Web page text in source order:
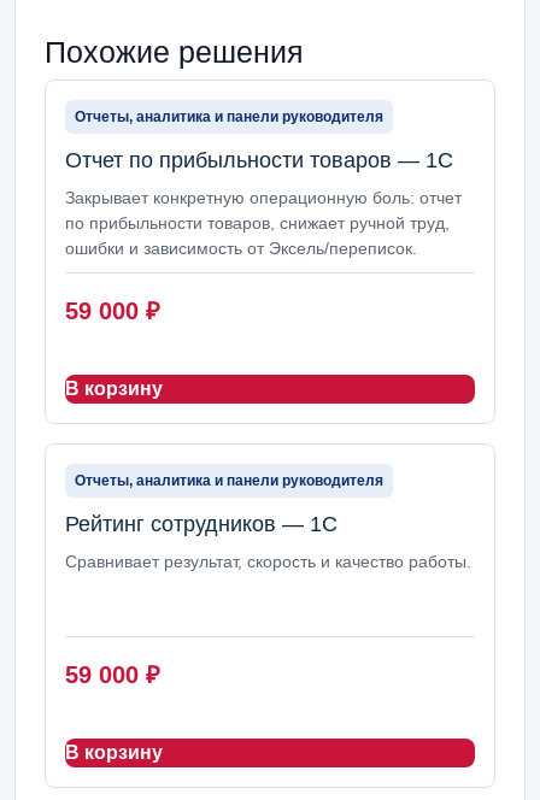
Похожие решения
Отчеты, аналитика и панели руководителя
Отчет по прибыльности товаров — 1С
Закрывает конкретную операционную боль: отчет
по прибыльности товаров, снижает ручной труд,
ошибки и зависимость от Эксель/переписок.
59 000 ₽
В корзину
Отчеты, аналитика и панели руководителя
Рейтинг сотрудников — 1С
Сравнивает результат, скорость и качество работы.
59 000 ₽
В корзину